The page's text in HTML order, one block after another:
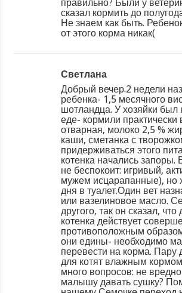
правильно? Были у
сказал кормить до
Не знаем как быть.
от этого корма никак(
Светлана
Добрый вечер.2 недели
ребенка- 1,5 месячного
шотландца. У хозяйки был
еде- кормили практически
отварная, молоко 2,5 %
каши, сметанка с
придерживаться этого
котенка начались запоры.
не беспокоит: игривый,
мужем исцарапанные), но
дня в туалет.Один вет
или вазелиновое масло.
другого, так он сказал,
котенка действует
противоположным
они едины- необходимо
перевести на корма.
для котят влажным
много вопросов: не
малышу давать сушку?